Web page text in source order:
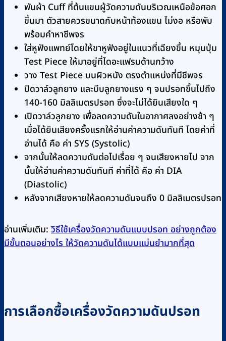
พันผ้า Cuff ที่ต้นแขนผู้วัดความดันบริเวณเหนือข้อศอก
ขึ้นมา ตัวสายควรขนาดกับหน้าท้องแขน ไม่งอ หรือพับ
พร้อมคำหาชีพจร
ใส่หูฟังแพทย์โดยให้ขาหูฟังอยู่ในแนวที่เฉียงขึ้น หมุนปุ่ม
Test Piece ให้มาอยู่ที่ไดอะแฟรมด้านกว้าง
วาง Test Piece บนผิวหนัง ตรงตำแหน่งที่มีชีพจร
ปิดวาล์วลูกยาง และบีบลูกยางแรง ๆ จนปรอทขึ้นไปถึง
140-160 มิลลิเมตรปรอท ซึ่งจะไม่ได้ยินเสียงใด ๆ
เปิดวาล์วลูกยาง เพื่อลดความดันในอากาศลงอย่างช้า ๆ
เมื่อได้ยินเสียงครั้งแรกให้อ่านค่าความดันทันที โดยค่าที่
อ่านได้ คือ ค่า SYS (Systolic)
จากนั้นให้ลดความดันต่อไปเรื่อย ๆ จนเสียงหายไป จาก
นั้นให้อ่านค่าความดันทันที ค่าที่ได้ คือ ค่า DIA
(Diastolic)
หลังจากเสียงหายให้ลดความดันจนถึง 0 มิลลิเมตรปรอท
อ่านเพิ่มเติม:วิธีใช้เครื่องวัดความดันแบบปรอท อย่างถูกต้อง
มีขั้นตอนอย่างไร ให้วัดความดันได้แบบแม่นยำมากที่สุด
การเลือกซื้อเครื่องวัดความดันปรอท